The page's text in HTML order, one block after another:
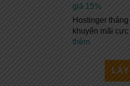
giá 15%
Hostinger
khuyến mãi
thêm